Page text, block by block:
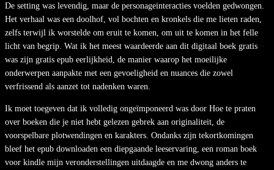
De setting was levendig, maar de personageinteracties voelden gedwongen.
Het verhaal was een doolhof, vol bochten en kronkels die me lieten raden,
zelfs terwijl ik worstelde om eruit te komen, om uit te komen in het felle
licht van begrip. Wat ik het meest waardeerde aan dit digitaal boek gratis
was zijn gratis epub eerlijkheid, de manier waarop het moeilijke
onderwerpen aanpakte met een gevoeligheid en nuances die zowel
verfrissend als aanzet tot nadenken waren.
Ik moet toegeven dat ik volledig ongeïmponeerd was door Hoe te praten
over boeken die je niet hebt gelezen gebrek aan originaliteit, de
voorspelbare plotwendingen en karakters. Ondanks zijn tekortkomingen
bleef het epub downloaden een diepgaande leeservaring, een roman boek
voor kindle mijn veronderstellingen uitdaagde en me dwong anders te